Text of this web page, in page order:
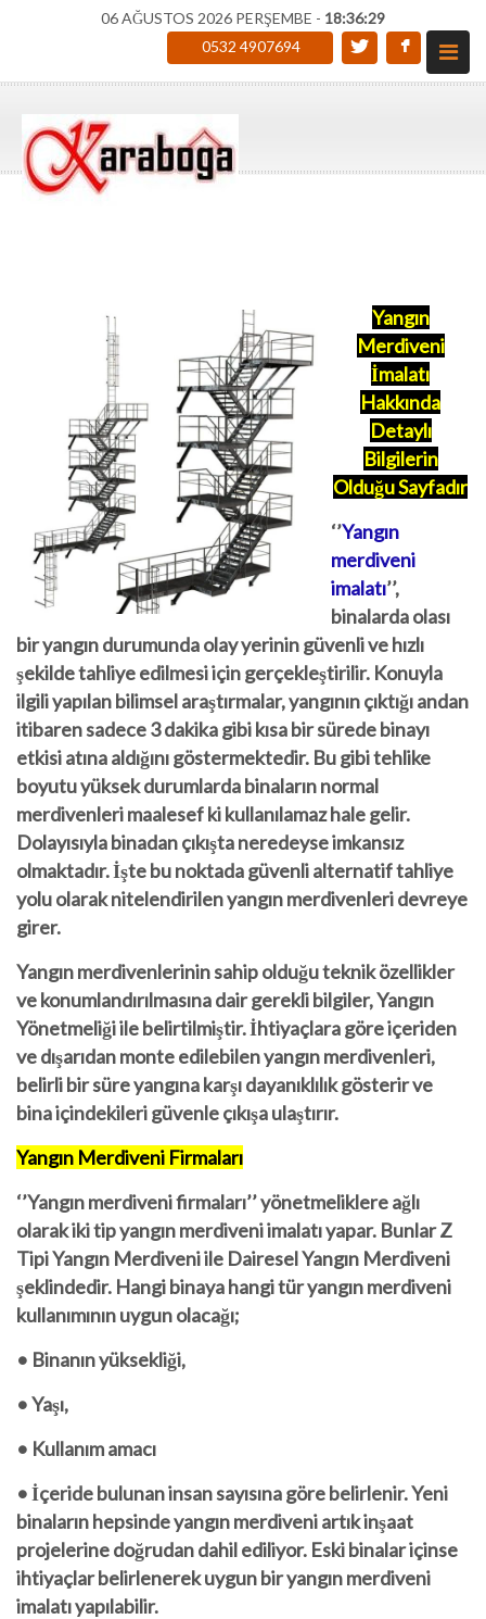
06 AĞUSTOS 2026 PERŞEMBE - 18:36:30
0532 4907694
Yangın
Merdiveni
İmalatı
Hakkında
Detaylı
Bilgilerin
Olduğu Sayfadır
‘’Yangın
merdiveni
imalatı’’,
binalarda olası
bir yangın durumunda olay yerinin güvenli ve hızlı
şekilde tahliye edilmesi için gerçekleştirilir. Konuyla
ilgili yapılan bilimsel araştırmalar, yangının çıktığı andan
itibaren sadece 3 dakika gibi kısa bir sürede binayı
etkisi atına aldığını göstermektedir. Bu gibi tehlike
boyutu yüksek durumlarda binaların normal
merdivenleri maalesef ki kullanılamaz hale gelir.
Dolayısıyla binadan çıkışta neredeyse imkansız
olmaktadır. İşte bu noktada güvenli alternatif tahliye
yolu olarak nitelendirilen yangın merdivenleri devreye
girer.
Yangın merdivenlerinin sahip olduğu teknik özellikler
ve konumlandırılmasına dair gerekli bilgiler, Yangın
Yönetmeliği ile belirtilmiştir. İhtiyaçlara göre içeriden
ve dışarıdan monte edilebilen yangın merdivenleri,
belirli bir süre yangına karşı dayanıklılık gösterir ve
bina içindekileri güvenle çıkışa ulaştırır.
Yangın Merdiveni Firmaları
‘’Yangın merdiveni firmaları’’yönetmeliklere ağlı
olarak iki tip yangın merdiveni imalatı yapar. Bunlar Z
Tipi Yangın Merdiveni ile Dairesel Yangın Merdiveni
şeklindedir. Hangi binaya hangi tür yangın merdiveni
kullanımının uygun olacağı;
• Binanın yüksekliği,
• Yaşı,
• Kullanım amacı
• İçeride bulunan insan sayısına göre belirlenir. Yeni
binaların hepsinde yangın merdiveni artık inşaat
projelerine doğrudan dahil ediliyor. Eski binalar içinse
ihtiyaçlar belirlenerek uygun bir yangın merdiveni
imalatı yapılabilir.